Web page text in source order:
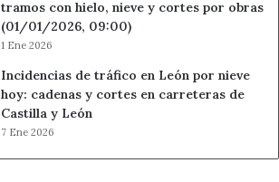
tramos con hielo, nieve y cortes por obras
(01/01/2026, 09:00)
1 Ene 2026
Incidencias de tráfico en León por nieve
hoy: cadenas y cortes en carreteras de
Castilla y León
7 Ene 2026